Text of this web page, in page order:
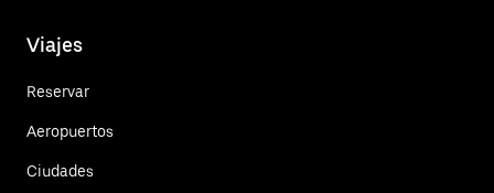
Viajes
Reservar
Aeropuertos
Ciudades